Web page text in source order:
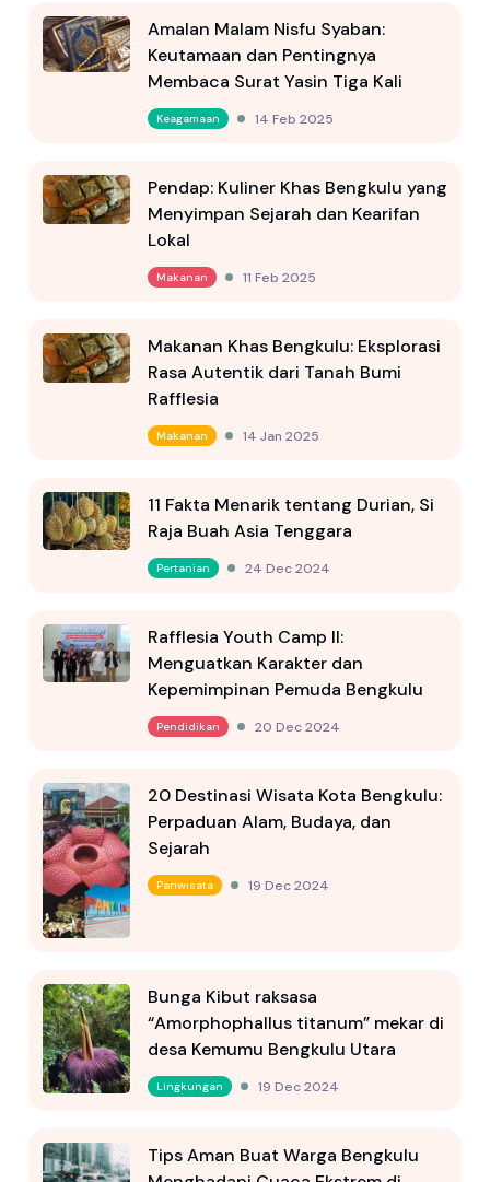
Amalan Malam Nisfu Syaban:
Keutamaan dan Pentingnya
Membaca Surat Yasin Tiga Kali
Keagamaan 14 Feb 2025
Pendap: Kuliner Khas Bengkulu yang
Menyimpan Sejarah dan Kearifan
Lokal
Makanan 11 Feb 2025
Makanan Khas Bengkulu: Eksplorasi
Rasa Autentik dari Tanah Bumi
Rafflesia
Makanan 14 Jan 2025
11 Fakta Menarik tentang Durian, Si
Raja Buah Asia Tenggara
Pertanian 24 Dec 2024
Rafflesia Youth Camp II:
Menguatkan Karakter dan
Kepemimpinan Pemuda Bengkulu
Pendidikan 20 Dec 2024
20 Destinasi Wisata Kota Bengkulu:
Perpaduan Alam, Budaya, dan
Sejarah
Pariwisata 19 Dec 2024
Bunga Kibut raksasa
“Amorphophallus titanum” mekar di
desa Kemumu Bengkulu Utara
Lingkungan 19 Dec 2024
Tips Aman Buat Warga Bengkulu